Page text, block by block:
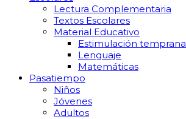
Lectura Complementaria
Textos Escolares
Material Educativo
Estimulación temprana
Lenguaje
Matemáticas
Pasatiempo
Niños
Jóvenes
Adultos